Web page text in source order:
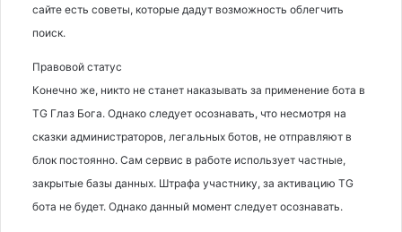
сайте есть советы, которые дадут возможность облегчить
поиск.
Правовой статус
Конечно же, никто не станет наказывать за применение бота в
TG Глаз Бога. Однако следует осознавать, что несмотря на
сказки администраторов, легальных ботов, не отправляют в
блок постоянно. Сам сервис в работе использует частные,
закрытые базы данных. Штрафа участнику, за активацию TG
бота не будет. Однако данный момент следует осознавать.